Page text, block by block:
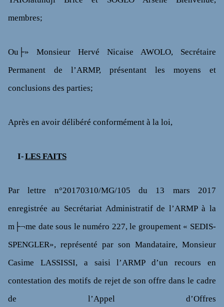
membres;
Ou├» Monsieur Hervé Nicaise AWOLO, Secrétaire
Permanent de l’ARMP, présentant les moyens et
conclusions des parties;
Après en avoir délibéré conformément à la loi,
I-LES FAITS
Par lettre n°20170310/MG/105 du 13 mars 2017
enregistrée au Secrétariat Administratif de l’ARMP à la
m├¬me date sous le numéro 227, le groupement « SEDIS-
SPENGLER», représenté par son Mandataire, Monsieur
Casime LASSISSI, a saisi l’ARMP d’un recours en
contestation des motifs de rejet de son offre dans le cadre
de l’Appel d’Offres